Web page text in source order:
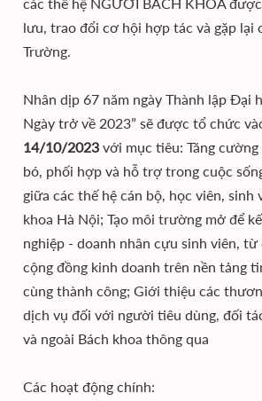
các thế hệ NGƯỜI BÁCH KHOA
lưu, trao đổi cơ hội hợp tác và gặp lại
Trường.
Nhân dịp 67 năm ngày Thành lập Đại
Ngày trở về 2023” sẽ được tổ chức
14/10/2023 với mục tiêu: Tăng
bó, phối hợp và hỗ trợ trong cuộc
giữa các thế hệ cán bộ, học viên, sinh
khoa Hà Nội; Tạo môi trường mở để
nghiệp - doanh nhân cựu sinh viên,
cộng đồng kinh doanh trên nền tảng
cùng thành công; Giới thiệu các
dịch vụ đối với người tiêu dùng, đối
và ngoài Bách khoa thông qua
Các hoạt động chính: